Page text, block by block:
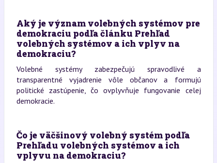
Aký je význam volebných systémov pre
demokraciu podľa článku Prehľad
volebných systémov a ich vplyv na
demokraciu?
Volebné systémy zabezpečujú spravodlivé a
transparentné vyjadrenie vôle občanov a formujú
politické zastúpenie, čo ovplyvňuje fungovanie celej
demokracie.
Čo je väčšinový volebný systém podľa
Prehľadu volebných systémov a ich
vplyvu na demokraciu?